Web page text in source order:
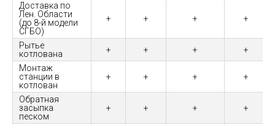
Доставка по
Лен. Области
(до 8-й модели
СГБО)
+ + + +
Рытье
котлована
+ + +
+
Монтаж
станции в
котлован
+ + + +
Обратная
засыпка
песком
+ + + +